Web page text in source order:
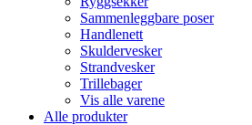
Sammenleggbare poser
Handlenett
Skuldervesker
Strandvesker
Trillebager
Vis alle varene
Alle produkter